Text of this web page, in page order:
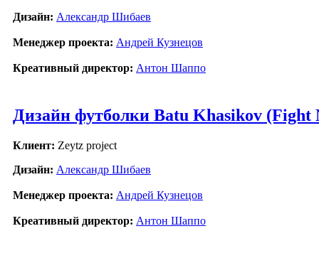
Дизайн: Александр Шибаев
Менеджер проекта: Андрей Кузнецов
Креативный директор: Антон Шаппо
Дизайн футболки Batu Khasikov (Fight
Клиент: Zeytz project
Дизайн: Александр Шибаев
Менеджер проекта: Андрей Кузнецов
Креативный директор: Антон Шаппо